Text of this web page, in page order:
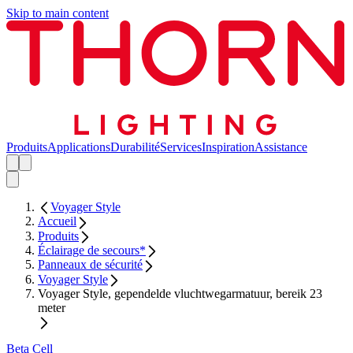
Skip to main content
ProduitsApplicationsDurabilitéServicesInspirationAssistance
Voyager Style
Accueil
Produits
Éclairage de secours*
Panneaux de sécurité
Voyager Style
Voyager Style, gependelde vluchtwegarmatuur, bereik 23
meter
Beta Cell